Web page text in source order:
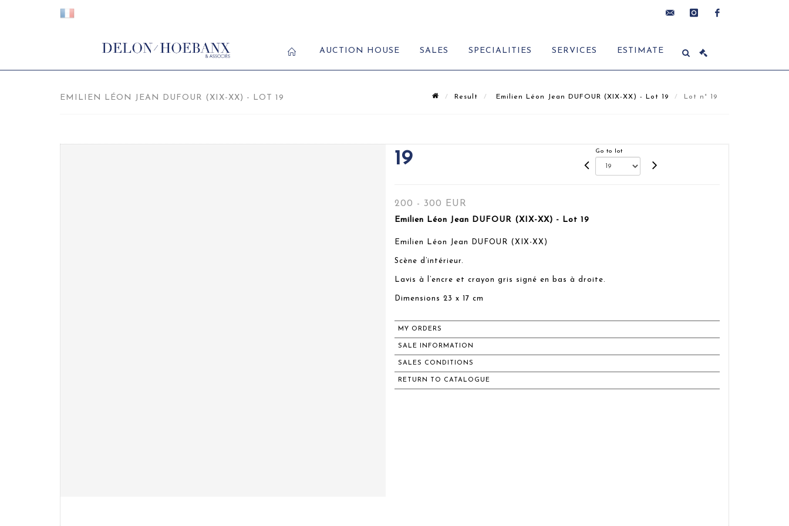
AUCTION HOUSE SALES SPECIALITIES SERVICES ESTIMATE
EMILIEN LÉON JEAN DUFOUR (XIX-XX) - LOT 19 Result Emilien Léon Jean DUFOUR (XIX-XX) - Lot 19 Lot n° 19
19 Go to lot
200 - 300 EUR
Emilien Léon Jean DUFOUR (XIX-XX) - Lot 19
Emilien Léon Jean DUFOUR (XIX-XX)
Scène d’intérieur.
Lavis à l’encre et crayon gris signé en bas à droite.
Dimensions 23 x 17 cm
MY ORDERS
SALE INFORMATION
SALES CONDITIONS
RETURN TO CATALOGUE